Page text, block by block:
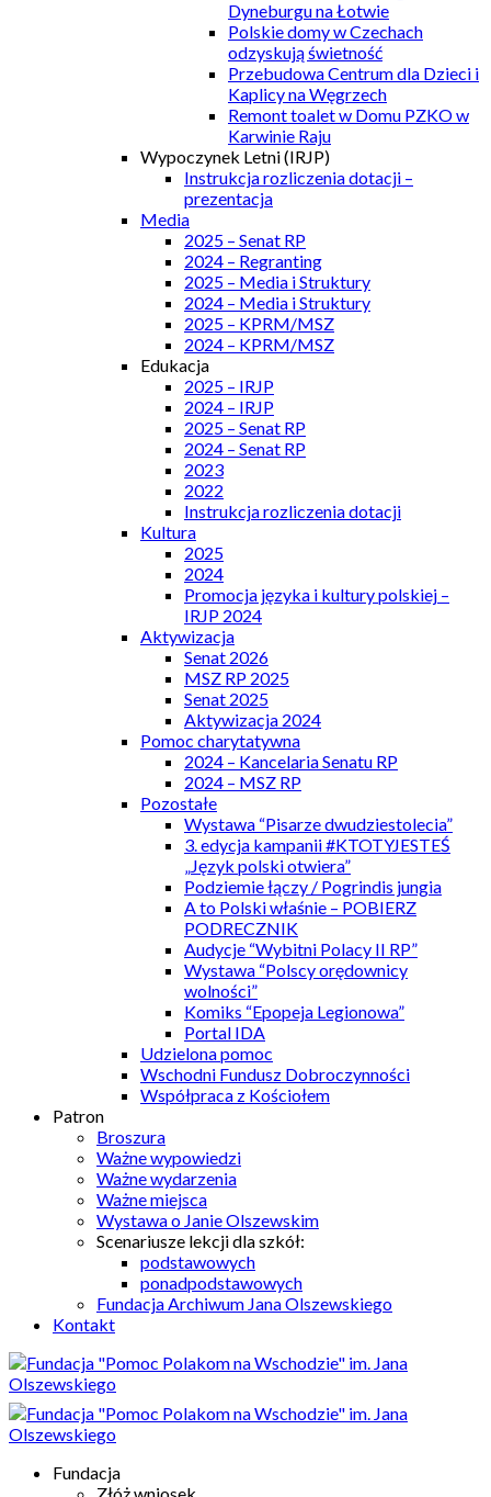
Dyneburgu na Łotwie
Polskie domy w Czechach
odzyskują świetność
Przebudowa Centrum dla Dzieci i
Kaplicy na Węgrzech
Remont toalet w Domu PZKO w
Karwinie Raju
Wypoczynek Letni (IRJP)
Instrukcja rozliczenia dotacji –
prezentacja
Media
2025 – Senat RP
2024 – Regranting
2025 – Media i Struktury
2024 – Media i Struktury
2025 – KPRM/MSZ
2024 – KPRM/MSZ
Edukacja
2025 – IRJP
2024 – IRJP
2025 – Senat RP
2024 – Senat RP
2023
2022
Instrukcja rozliczenia dotacji
Kultura
2025
2024
Promocja języka i kultury polskiej –
IRJP 2024
Aktywizacja
Senat 2026
MSZ RP 2025
Senat 2025
Aktywizacja 2024
Pomoc charytatywna
2024 – Kancelaria Senatu RP
2024 – MSZ RP
Pozostałe
Wystawa “Pisarze dwudziestolecia”
3. edycja kampanii #KTOTYJESTEŚ
„Język polski otwiera”
Podziemie łączy / Pogrindis jungia
A to Polski właśnie – POBIERZ
PODRECZNIK
Audycje “Wybitni Polacy II RP”
Wystawa “Polscy orędownicy
wolności”
Komiks “Epopeja Legionowa”
Portal IDA
Udzielona pomoc
Wschodni Fundusz Dobroczynności
Współpraca z Kościołem
Patron
Broszura
Ważne wypowiedzi
Ważne wydarzenia
Ważne miejsca
Wystawa o Janie Olszewskim
Scenariusze lekcji dla szkół:
podstawowych
ponadpodstawowych
Fundacja Archiwum Jana Olszewskiego
Kontakt
Fundacja